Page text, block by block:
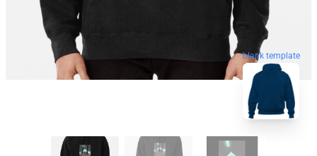
blank template